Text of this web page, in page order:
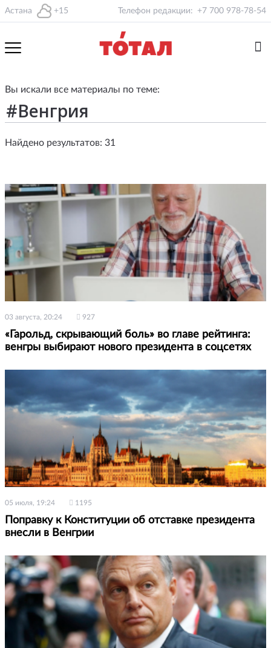
Астана +15 Телефон редакции: +7 700 978-78-54
Вы искали все материалы по теме:
Найдено результатов: 31
03 августа, 20:24 927
«Гарольд, скрывающий боль» во главе рейтинга:
венгры выбирают нового президента в соцсетях
05 июля, 19:24 1195
Поправку к Конституции об отставке президента
внесли в Венгрии